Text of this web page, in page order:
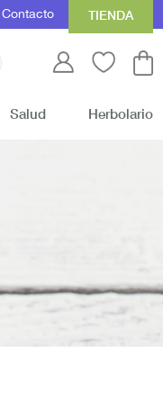
Contacto TIENDA
Salud Herbolario